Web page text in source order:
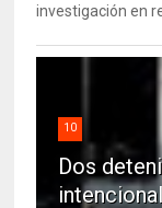
investigación en
10
Dos